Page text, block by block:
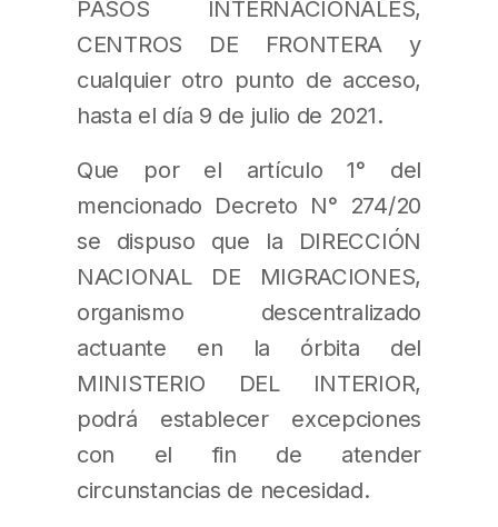
PASOS INTERNACIONALES,
CENTROS DE FRONTERA y
cualquier otro punto de acceso,
hasta el día 9 de julio de 2021.
Que por el artículo 1° del
mencionado Decreto N° 274/20
se dispuso que la DIRECCIÓN
NACIONAL DE MIGRACIONES,
organismo descentralizado
actuante en la órbita del
MINISTERIO DEL INTERIOR,
podrá establecer excepciones
con el fin de atender
circunstancias de necesidad.